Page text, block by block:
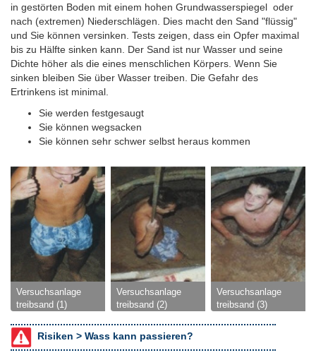
in gestörten Boden mit einem hohen Grundwasserspiegel oder
nach (extremen) Niederschlägen. Dies macht den Sand "flüssig"
und Sie können versinken. Tests zeigen, dass ein Opfer maximal
bis zu Hälfte sinken kann. Der Sand ist nur Wasser und seine
Dichte höher als die eines menschlichen Körpers. Wenn Sie
sinken bleiben Sie über Wasser treiben. Die Gefahr des
Ertrinkens ist minimal.
Sie werden festgesaugt
Sie können wegsacken
Sie können sehr schwer selbst heraus kommen
Versuchsanlage
treibsand (1)
Versuchsanlage
treibsand (2)
Versuchsanlage
treibsand (3)
Risiken > Wass kann passieren?